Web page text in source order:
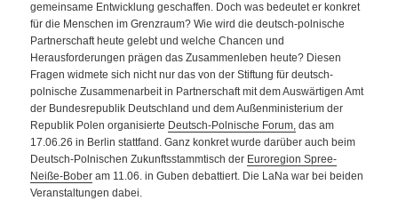
gemeinsame Entwicklung geschaffen. Doch was bedeutet er konkret
für die Menschen im Grenzraum? Wie wird die deutsch-polnische
Partnerschaft heute gelebt und welche Chancen und
Herausforderungen prägen das Zusammenleben heute? Diesen
Fragen widmete sich nicht nur das von der Stiftung für deutsch-
polnische Zusammenarbeit in Partnerschaft mit dem Auswärtigen Amt
der Bundesrepublik Deutschland und dem Außenministerium der
Republik Polen organisierte Deutsch-Polnische Forum, das am
17.06.26 in Berlin stattfand. Ganz konkret wurde darüber auch beim
Deutsch-Polnischen Zukunftsstammtisch der Euroregion Spree-
Neiße-Bober am 11.06. in Guben debattiert. Die LaNa war bei beiden
Veranstaltungen dabei.